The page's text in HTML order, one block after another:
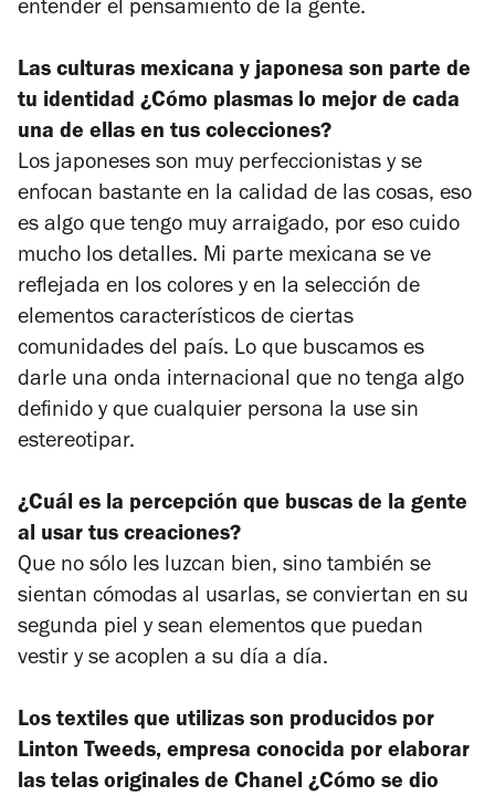
entender el pensamiento de la gente.
Las culturas mexicana y japonesa son parte de
tu identidad ¿Cómo plasmas lo mejor de cada
una de ellas en tus colecciones?
Los japoneses son muy perfeccionistas y se
enfocan bastante en la calidad de las cosas, eso
es algo que tengo muy arraigado, por eso cuido
mucho los detalles. Mi parte mexicana se ve
reflejada en los colores y en la selección de
elementos característicos de ciertas
comunidades del país. Lo que buscamos es
darle una onda internacional que no tenga algo
definido y que cualquier persona la use sin
estereotipar.
¿Cuál es la percepción que buscas de la gente
al usar tus creaciones?
Que no sólo les luzcan bien, sino también se
sientan cómodas al usarlas, se conviertan en su
segunda piel y sean elementos que puedan
vestir y se acoplen a su día a día.
Los textiles que utilizas son producidos por
Linton Tweeds, empresa conocida por elaborar
las telas originales de Chanel ¿Cómo se dio